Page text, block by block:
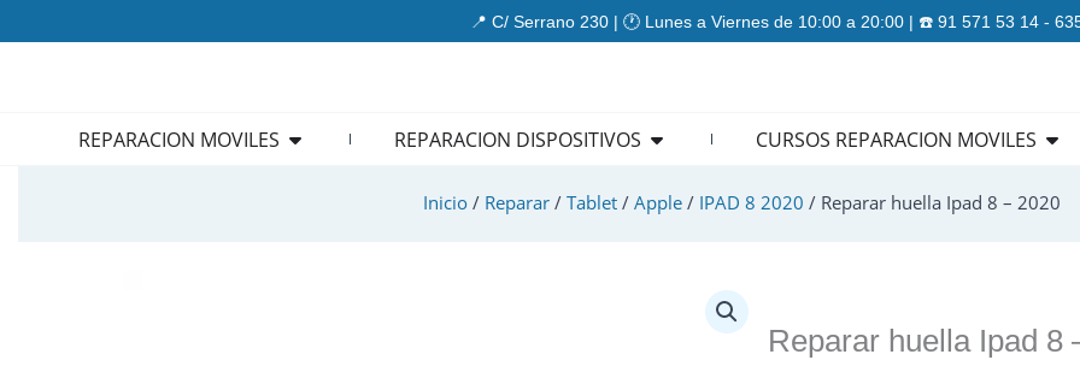
al
📍 C/ Serrano 230 | 🕐 Lunes a Viernes de 10:00 a 20:00 | ☎️ 91 571 53 14 -
REPARACION MOVILES Open REPARACION MOVILES
REPARACION DISPOSITIVOS Open REPARACION DISPOSITIVOS
CURSOS REPARACION MOVILES
Inicio/ Reparar/ Tablet/ Apple/ IPAD 8 2020 / Reparar huella Ipad 8 – 2020
Reparar huella Ipad 8